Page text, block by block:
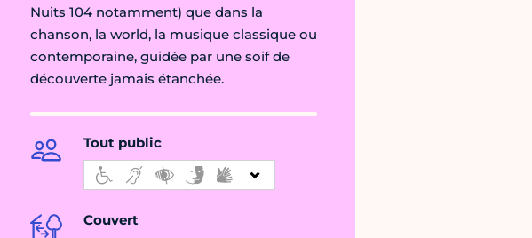
Nuits 104 notamment) que dans la
chanson, la world, la musique classique ou
contemporaine, guidée par une soif de
découverte jamais étanchée.
Tout public
Couvert